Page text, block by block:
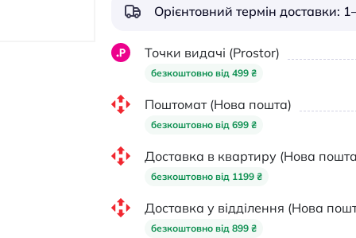
Орієнтовний термін доставки:
Точки видачі (Prostor)
безкоштовно від 499 ₴
Поштомат (Нова пошта)
безкоштовно від 699 ₴
Доставка в квартиру (Нова
безкоштовно від 1199 ₴
Доставка у відділення (Нова
безкоштовно від 899 ₴